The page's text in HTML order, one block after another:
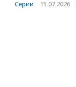
Серии · 15.07.2026 ·